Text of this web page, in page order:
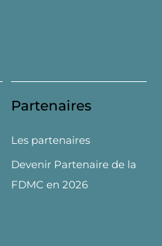
Partenaires
Les partenaires
Devenir Partenaire de la
FDMC en 2026